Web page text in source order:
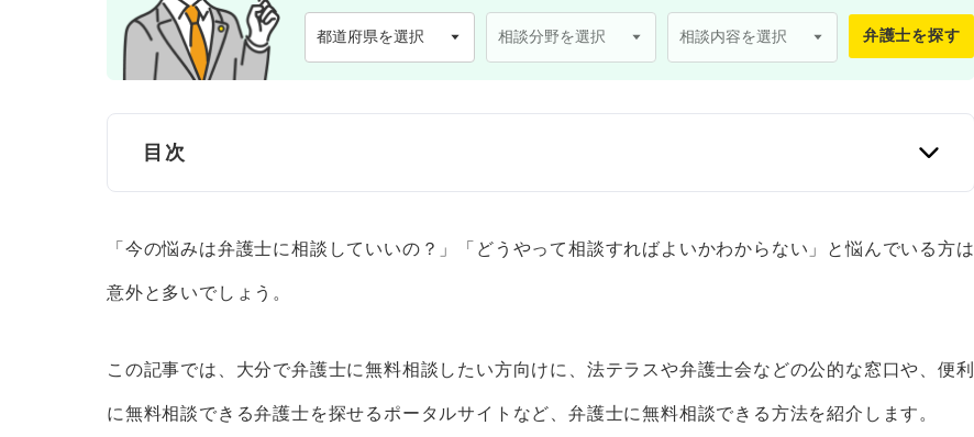
弁護士を探す
目次
【徹底比較】大分で弁護士に無料相談できる窓口4選
大分 弁護士会
市区町村の法律相談窓口
「今の悩みは弁護士に相談していいの？」「どうやって相談すればよいかわからない」と悩んでいる方は
意外と多いでしょう。
この記事では、 大分で弁護士に無料相談したい方向けに、法テラスや弁護士会などの公的な窓口や、便利
に無料相談できる弁護士を探せるポータルサイトなど、弁護士に無料相談できる方法を紹介します。